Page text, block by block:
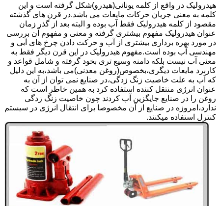
هیدرولیک در واقع از کلمه یونانی(هیدرو)شکل گرفته است و این
کلمه به معنی جریان حرکات مایعات می باشد.در قرن های گذشته
مقصود از کلمه هیدرولیک فقط آب بوده و البته بعد از گذر زمان
عنوان هیدرولیک مفهوم بیشتری گرفته و معنی و مفهوم آن بررسی
در مورد بهره برداری بیشتری از آب و حرکت دادن چرخ های آبی و
مهندسی آب بوده است.مفهوم هیدرولیک در این قرن دیگر فقط به
معنی آب نیست بلکه دامنه وسیع تری بخود گرفته و شامل قواعد و
کاربرد مایعات دیگری،بخصوص(روغن معدنی)می باشد،به این دلیل
که آب به علت خاصیت زنگ زدگی،در صنایع نمی توان از آن به
عنوان انرژی منتقل کننده استفاده کرد به همین خاطر است که
روغن را در صنایع جایگزین آب کردند چون خاصیت زنگ زدگی
ندارد،امروزه در صنایع از آن مخصوصا برای انتقال انرژی در سیستم
کنترل استفاده میکنند.